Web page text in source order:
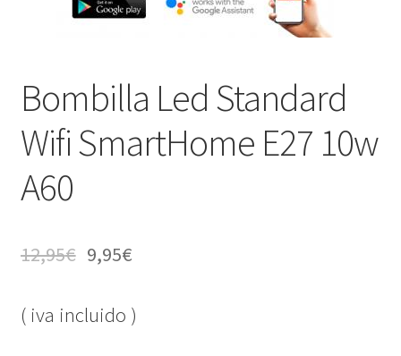
Bombilla Led Standard
Wifi SmartHome E27 10w
A60
12,95€ 9,95€
( iva incluido )